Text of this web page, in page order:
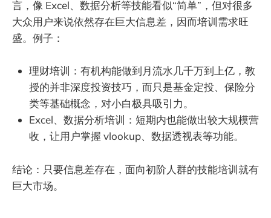
言，像 Excel、数据分析等技能看似“简单”，但对很多
大众用户来说依然存在巨大信息差，因而培训需求旺
盛。例子：
理财培训：有机构能做到月流水几千万到上亿，教
授的并非深度投资技巧，而只是基金定投、保险分
类等基础概念，对小白极具吸引力。
Excel、数据分析培训：短期内也能做出较大规模营
收，让用户掌握 vlookup、数据透视表等功能。
结论：只要信息差存在，面向初阶人群的技能培训就有
巨大市场。